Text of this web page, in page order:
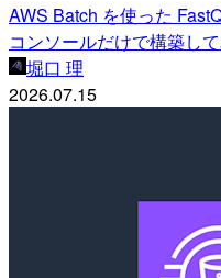
AWS Batch を使った
コンソールだけで構築し
堀口 理
2026.07.15